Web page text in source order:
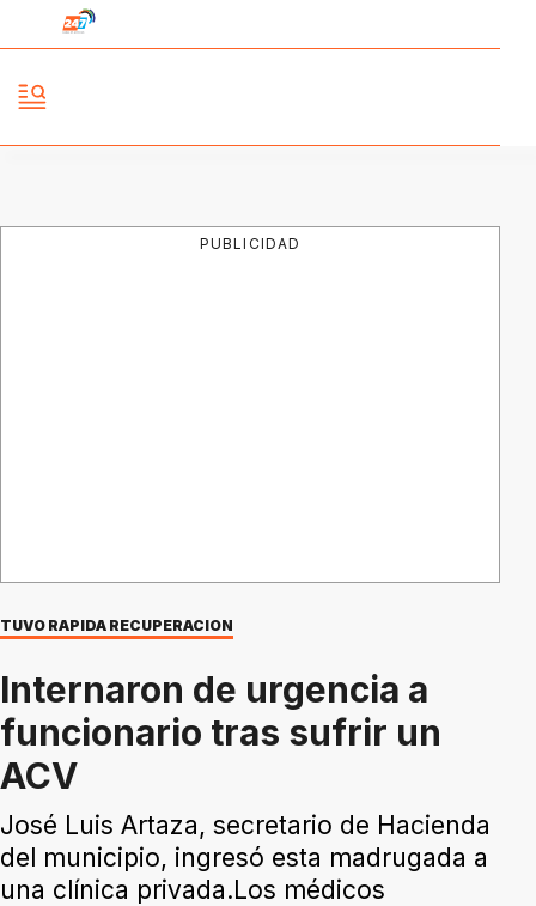
PUBLICIDAD
TUVO RAPIDA RECUPERACION
Internaron de urgencia a
funcionario tras sufrir un
ACV
José Luis Artaza, secretario de Hacienda
del municipio, ingresó esta madrugada a
una clínica privada.Los médicos